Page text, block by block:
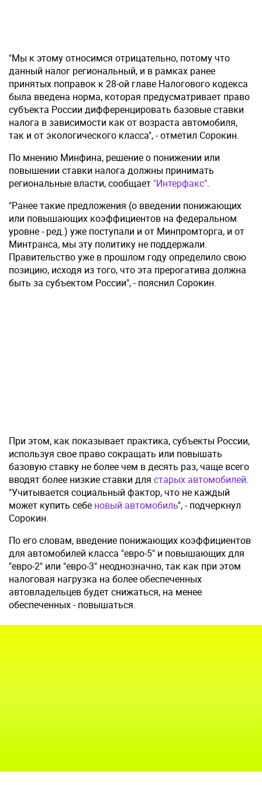
"Мы к этому относимся отрицательно, потому что
данный налог региональный, и в рамках ранее
принятых поправок к 28-ой главе Налогового кодекса
была введена норма, которая предусматривает право
субъекта России дифференцировать базовые ставки
налога в зависимости как от возраста автомобиля,
так и от экологического класса", - отметил Сорокин.
По мнению Минфина, решение о понижении или
повышении ставки налога должны принимать
региональные власти, сообщает "Интерфакс".
"Ранее такие предложения (о введении понижающих
или повышающих коэффициентов на федеральном
уровне - ред.) уже поступали и от Минпромторга, и от
Минтранса, мы эту политику не поддержали.
Правительство уже в прошлом году определило свою
позицию, исходя из того, что эта прерогатива должна
быть за субъектом России", - пояснил Сорокин.
При этом, как показывает практика, субъекты России,
используя свое право сокращать или повышать
базовую ставку не более чем в десять раз, чаще всего
вводят более низкие ставки для старых автомобилей.
"Учитывается социальный фактор, что не каждый
может купить себе новый автомобиль", - подчеркнул
Сорокин.
По его словам, введение понижающих коэффициентов
для автомобилей класса "евро-5" и повышающих для
"евро-2" или "евро-3" неоднозначно, так как при этом
налоговая нагрузка на более обеспеченных
автовладельцев будет снижаться, на менее
обеспеченных - повышаться.